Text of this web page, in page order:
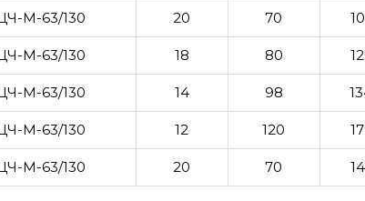
М-63/130 20 70
М-63/130 18 80
М-63/130 14 98
М-63/130 12 120
М-63/130 20 70